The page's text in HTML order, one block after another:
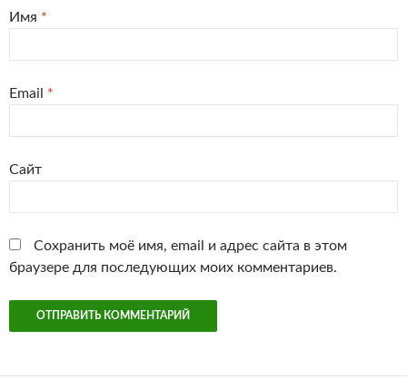
Имя *
Email *
Сайт
Сохранить моё имя, email и адрес сайта в этом
браузере для последующих моих комментариев.